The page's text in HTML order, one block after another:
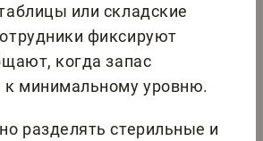
или складские
фиксируют
когда запас
к минимальному уровню.
разделять стерильные и